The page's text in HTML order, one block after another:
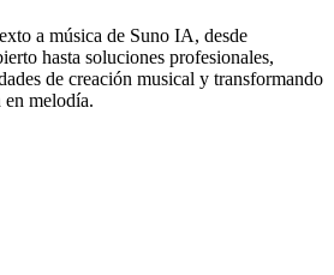
a música de Suno IA, desde
hasta soluciones profesionales,
de creación musical y transformando
melodía.